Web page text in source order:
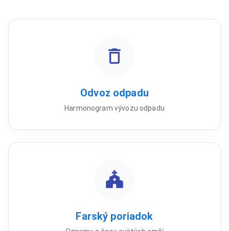
Odvoz odpadu
Harmonogram vývozu odpadu
Farský poriadok